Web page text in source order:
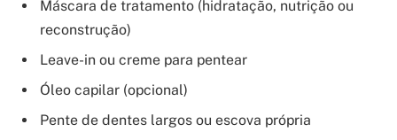
Máscara de tratamento (hidratação, nutrição ou
reconstrução)
Leave-in ou creme para pentear
Óleo capilar (opcional)
Pente de dentes largos ou escova própria